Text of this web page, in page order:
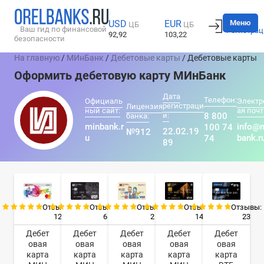
Ваш гид по финансовой
безопасности
USD ЦБ
92,92
EUR ЦБ
103,22
Вход
Меню
На главную / МИнБанк / Дебетовые карты / Дебетовые карты
Оформить дебетовую карту МИнБанк
Официаль
ный сайт:
minbank.r
u
Лицензия
банка:
№912
Дата
регистраци
и:
22.02.19
89
Телефон:
8 800
100 74
74
ая
Отзывы:
12
Дебет
овая
карта
Отзывы:
6
Дебет
овая
карта
Отзывы:
2
Дебет
овая
карта
Отзывы:
14
Дебет
овая
карта
Отзывы:
23
Дебет
овая
карта